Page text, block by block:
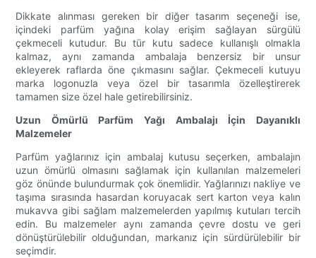
Dikkate alınması gereken bir diğer tasarım seçeneği ise,
içindeki parfüm yağına kolay erişim sağlayan sürgülü
çekmeceli kutudur. Bu tür kutu sadece kullanışlı olmakla
kalmaz, aynı zamanda ambalaja benzersiz bir unsur
ekleyerek raflarda öne çıkmasını sağlar. Çekmeceli kutuyu
marka logonuzla veya özel bir tasarımla özelleştirerek
tamamen size özel hale getirebilirsiniz.
Uzun Ömürlü Parfüm Yağı Ambalajı İçin Dayanıklı
Malzemeler
Parfüm yağlarınız için ambalaj kutusu seçerken, ambalajın
uzun ömürlü olmasını sağlamak için kullanılan malzemeleri
göz önünde bulundurmak çok önemlidir. Yağlarınızı nakliye ve
taşıma sırasında hasardan koruyacak sert karton veya kalın
mukavva gibi sağlam malzemelerden yapılmış kutuları tercih
edin. Bu malzemeler aynı zamanda çevre dostu ve geri
dönüştürülebilir olduğundan, markanız için sürdürülebilir bir
seçimdir.